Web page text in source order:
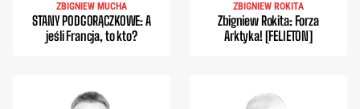
ZBIGNIEW MUCHA
STANY PODGORĄCZKOWE: A
jeśli Francja, to kto?
ZBIGNIEW ROKITA
Zbigniew Rokita: Forza
Arktyka! [FELIETON]